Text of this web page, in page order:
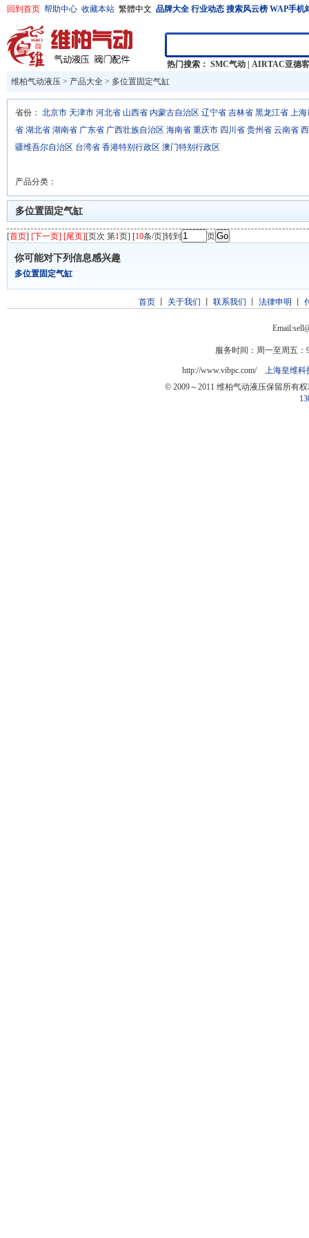
回到首页 帮助中心 收藏本站 繁體中文 品牌大全 行业动态 搜索风云榜 WAP手机
热门搜索： SMC气动
AIRTAC亚德客
维柏气动液压 > 产品大全 > 多位置固定气缸
省份： 北京市 天津市 河北省 山西省 内蒙古自治区 辽宁省 吉林省 黑龙江省 上海
省 湖北省 湖南省 广东省 广西壮族自治区 海南省 重庆市 四川省 贵州省 云南省
疆维吾尔自治区 台湾省 香港特别行政区 澳门特别行政区
产品分类：
多位置固定气缸
[首页] [下一页] [尾页][页次 第1页] [10条/页]转到 页
你可能对下列信息感兴趣
多位置固定气缸
首页丨 关于我们 联系我们 法律申明
服务时间：周一至周五：
http://www.vibpc.com/ 上海皇维科
© 2009～2011 维柏气动液压保留所有